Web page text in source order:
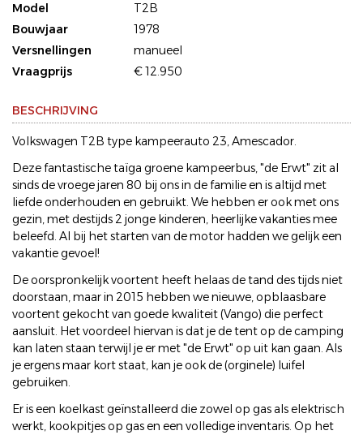
Model
T2B
Bouwjaar
1978
Versnellingen
manueel
Vraagprijs
€ 12.950
BESCHRIJVING
Volkswagen T2B type kampeerauto 23, Amescador.
Deze fantastische taïga groene kampeerbus, "de Erwt" zit al
sinds de vroege jaren 80 bij ons in de familie en is altijd met
liefde onderhouden en gebruikt. We hebben er ook met ons
gezin, met destijds 2 jonge kinderen, heerlijke vakanties mee
beleefd. Al bij het starten van de motor hadden we gelijk een
vakantie gevoel!
De oorspronkelijk voortent heeft helaas de tand des tijds niet
doorstaan, maar in 2015 hebben we nieuwe, opblaasbare
voortent gekocht van goede kwaliteit (Vango) die perfect
aansluit. Het voordeel hiervan is dat je de tent op de camping
kan laten staan terwijl je er met "de Erwt" op uit kan gaan. Als
je ergens maar kort staat, kan je ook de (orginele) luifel
gebruiken.
Er is een koelkast geïnstalleerd die zowel op gas als elektrisch
werkt, kookpitjes op gas en een volledige inventaris. Op het